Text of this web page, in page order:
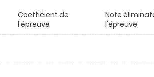
Coefficient de
l'épreuve
Note
l'épreuve